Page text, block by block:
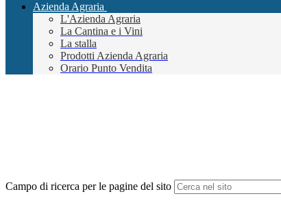
Azienda Agraria
L'Azienda Agraria
La Cantina e i Vini
La stalla
Prodotti Azienda Agraria
Orario Punto Vendita
Campo di ricerca per le pagine del sito